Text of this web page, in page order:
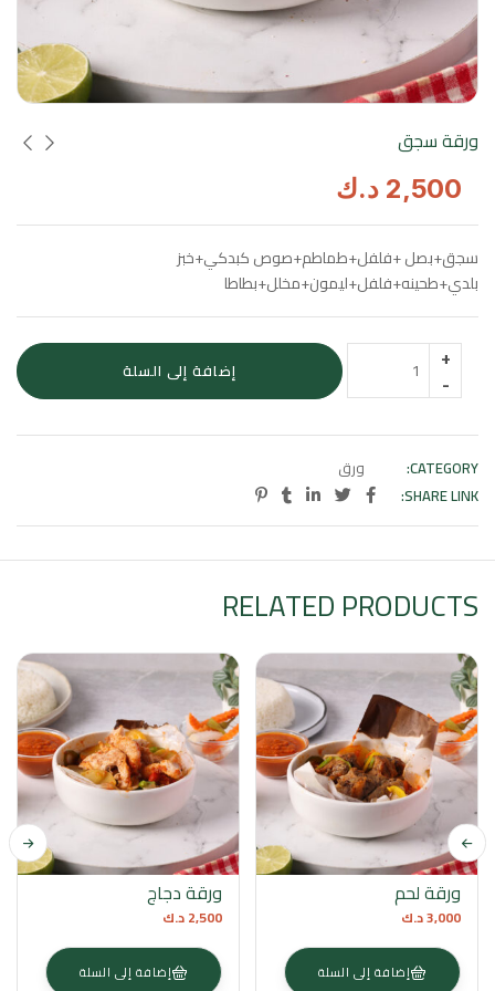
ورقة سجق
2,500 د.ك
سجق+بصل +فلفل+طماطم+صوص كبدكي+خبز
بلدي+طحينه+فلفل+ليمون+مخلل+بطاطا
إضافة إلى السلة
CATEGORY:
ورق
SHARE LINK:
RELATED PRODUCTS
ورقة لحم
3,000د.ك
إضافة إلى السلة
ورقة دجاج
2,500د.ك
إضافة إلى السلة